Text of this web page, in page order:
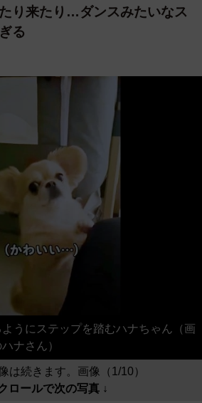
り来たり…ダンスみたいなス
る
ようにステップを踏むハナちゃん（画
ナさん）
は続きます。画像（1/10）
ロールで次の写真 ↓